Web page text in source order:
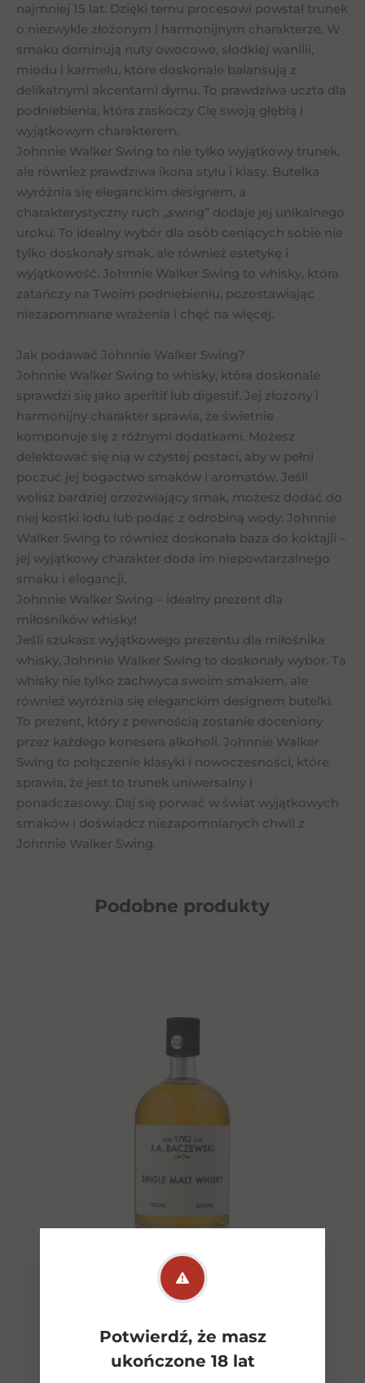
Potwierdź, że masz
ukończone 18 lat
najmniej 15 lat. Dzięki temu procesowi powstał trunek
o niezwykle złożonym i harmonijnym charakterze. W
smaku dominują nuty owocowe, słodkiej wanilii,
miodu i karmelu, które doskonale balansują z
delikatnymi akcentami dymu. To prawdziwa uczta dla
podniebienia, która zaskoczy Cię swoją głębią i
wyjątkowym charakterem.
Johnnie Walker Swing to nie tylko wyjątkowy trunek,
ale również prawdziwa ikona stylu i klasy. Butelka
wyróżnia się eleganckim designem, a
charakterystyczny ruch „swing” dodaje jej unikalnego
uroku. To idealny wybór dla osób ceniących sobie nie
tylko doskonały smak, ale również estetykę i
wyjątkowość. Johnnie Walker Swing to whisky, która
zatańczy na Twoim podniebieniu, pozostawiając
niezapomniane wrażenia i chęć na więcej.
Jak podawać Johnnie Walker Swing?
Johnnie Walker Swing to whisky, która doskonale
sprawdzi się jako aperitif lub digestif. Jej złożony i
harmonijny charakter sprawia, że świetnie
komponuje się z różnymi dodatkami. Możesz
delektować się nią w czystej postaci, aby w pełni
poczuć jej bogactwo smaków i aromatów. Jeśli
wolisz bardziej orzeźwiający smak, możesz dodać do
niej kostki lodu lub podać z odrobiną wody. Johnnie
Walker Swing to również doskonała baza do koktajli –
jej wyjątkowy charakter doda im niepowtarzalnego
smaku i elegancji.
Johnnie Walker Swing – idealny prezent dla
miłośników whisky!
Jeśli szukasz wyjątkowego prezentu dla miłośnika
whisky, Johnnie Walker Swing to doskonały wybór. Ta
whisky nie tylko zachwyca swoim smakiem, ale
również wyróżnia się eleganckim designem butelki.
To prezent, który z pewnością zostanie doceniony
przez każdego konesera alkoholi. Johnnie Walker
Swing to połączenie klasyki i nowoczesności, które
sprawia, że jest to trunek uniwersalny i
ponadczasowy. Daj się porwać w świat wyjątkowych
smaków i doświadcz niezapomnianych chwil z
Johnnie Walker Swing.
Podobne produkty
whiskey 0,7l 45%